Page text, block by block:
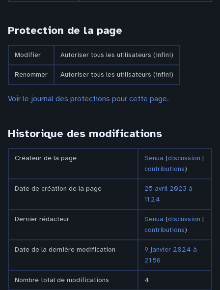
Protection de la page
Modifier Autoriser tous les utilisateurs (infini)
Renommer Autoriser tous les utilisateurs (infini)
Voir le journal des protections pour cette page.
Historique des modifications
Créateur de la page Senua (discussion |
contributions)
Date de création de la page
25 avril 2023 à
11:24
Dernier rédacteur Senua (discussion |
contributions)
Date de la dernière modification
9 janvier 2024 à
21:56
Nombre total de modifications 4